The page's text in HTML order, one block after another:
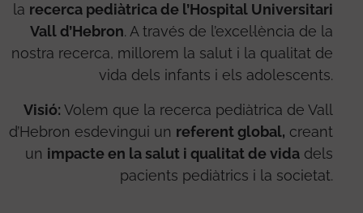
la recerca pediàtrica de l’Hospital Universitari
Vall d’Hebron. A través de l’excel·lència de la
nostra recerca, millorem la salut i la qualitat de
vida dels infants i els adolescents.
Visió:Volem que la recerca pediàtrica de Vall
d’Hebron esdevingui un referent global, creant
un impacte en la salut i qualitat de vida dels
pacients pediàtrics i la societat.